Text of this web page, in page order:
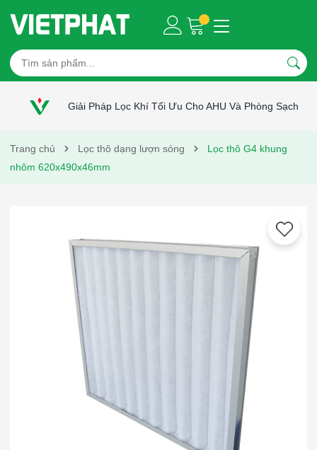
Giải Pháp Lọc Khí Tối Ưu Cho AHU Và Phòng Sạch
Trang chủ Lọc thô dạng lượn sóng
Lọc thô G4 khung
nhôm 620x490x46mm